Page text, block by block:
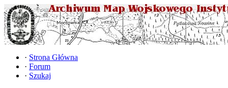
· Strona Główna
· Forum
· Szukaj